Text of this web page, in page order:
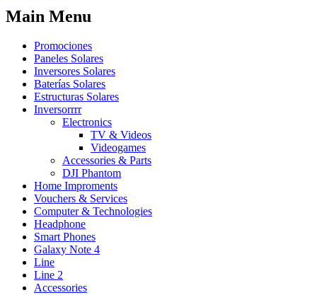
Main Menu
Promociones
Paneles Solares
Inversores Solares
Baterías Solares
Estructuras Solares
Inversorrrr
Electronics
TV & Videos
Videogames
Accessories & Parts
DJI Phantom
Home Improments
Vouchers & Services
Computer & Technologies
Headphone
Smart Phones
Galaxy Note 4
Line
Line 2
Accessories